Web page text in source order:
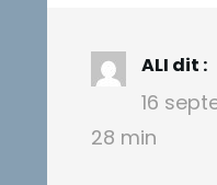
ALI dit :
16
28 min